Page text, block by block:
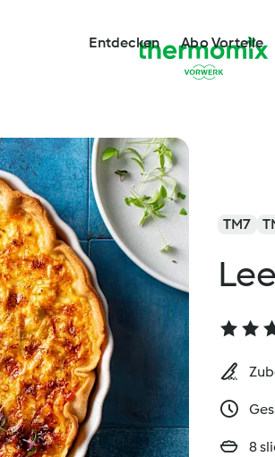
Entdecken Abo Vorteile
TM7
8